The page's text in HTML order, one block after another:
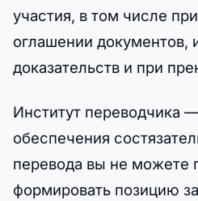
участия, в том числе
оглашении документов,
доказательств и при
Институт переводчика
обеспечения
перевода вы не можете
формировать позицию